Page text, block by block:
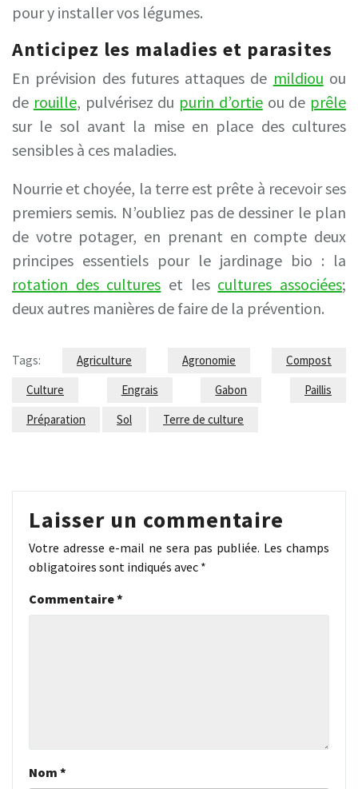
pour y installer vos légumes.
Anticipez les maladies et parasites
En prévision des futures attaques de mildiou ou
de rouille, pulvérisez du purin d’ortieou de prêle
sur le sol avant la mise en place des cultures
sensibles à ces maladies.
Nourrie et choyée, la terre est prête à recevoir ses
premiers semis. N’oubliez pas de dessiner le plan
de votre potager, en prenant en compte deux
principes essentiels pour le jardinage bio : la
rotation des cultures et les cultures associées;
deux autres manières de faire de la prévention.
Tags: Agriculture Agronomie
Compost
Culture
Engrais Gabon
Paillis
Préparation
Sol Terre de culture
Laisser un commentaire
Votre adresse e-mail ne sera pas publiée. Les champs
obligatoires sont indiqués avec *
Commentaire*
Nom *